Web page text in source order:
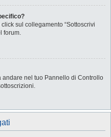
sul collegamento “Sottoscrivi
forum.
andare nel tuo Pannello di Controllo